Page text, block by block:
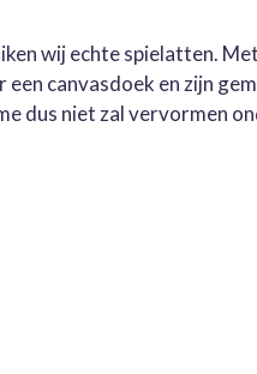
wij echte spielatten.
canvasdoek en zijn
dus niet zal vervormen